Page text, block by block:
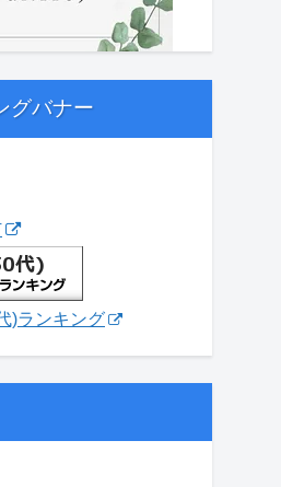
グバナー
)ランキング